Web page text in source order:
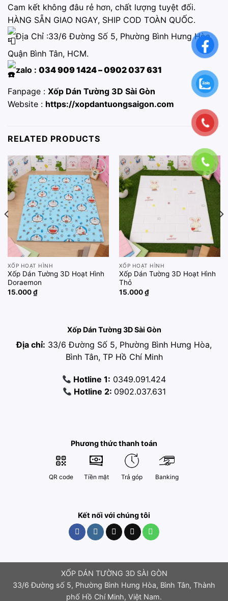
Cam kết không đâu rẻ hơn, chất lượng tuyệt đối.
HÀNG SẴN GIAO NGAY, SHIP COD TOÀN QUỐC.
Địa Chỉ :33/6 Đường Số 5, Phường Bình Hưng Hòa,
Quận Bình Tân, HCM.
zalo : 034 909 1424 – 0902 037 631
Fanpage : Xốp Dán Tường 3D Sài Gòn
Website : https://xopdantuongsaigon.com
RELATED PRODUCTS
Add to
wishlist
XỐP HOẠT HÌNH
Xốp Dán Tường 3D Hoạt Hình
Doraemon
15.000₫
Add to
wishlist
XỐP HOẠT HÌNH
Xốp Dán Tường 3D Hoạt Hình
Thỏ
15.000₫
Xốp Dán Tường 3D Sài Gòn
Địa chỉ: 33/6 Đường Số 5, Phường Bình Hưng Hòa,
Bình Tân, TP Hồ Chí Minh
Hotline 1: 0349.091.424
Hotline 2: 0902.037.631
Phương thức thanh toán
QR code Tiền mặt Trả góp Banking
Kết nối với chúng tôi
XỐP DÁN TƯỜNG 3D SÀI GÒN
33/6 Đường số 5, Phường Bình Hưng Hòa, Bình Tân, Thành
phố Hồ Chí Minh, Việt Nam.